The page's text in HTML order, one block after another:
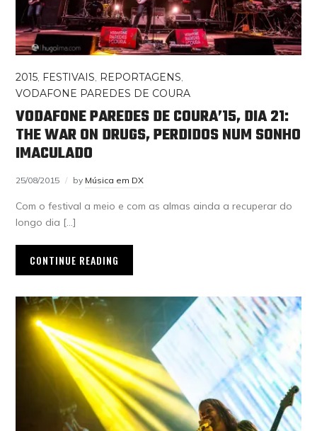
2015, FESTIVAIS, REPORTAGENS,
VODAFONE PAREDES DE COURA
VODAFONE PAREDES DE COURA’15, DIA 21:
THE WAR ON DRUGS, PERDIDOS NUM SONHO
IMACULADO
25/08/2015 by Música em DX
Com o festival a meio e com as almas ainda a recuperar do
longo dia […]
CONTINUE READING